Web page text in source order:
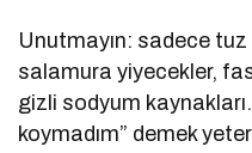
Unutmayın: sadece
salamura yiyecekler,
gizli sodyum
koymadım” demek